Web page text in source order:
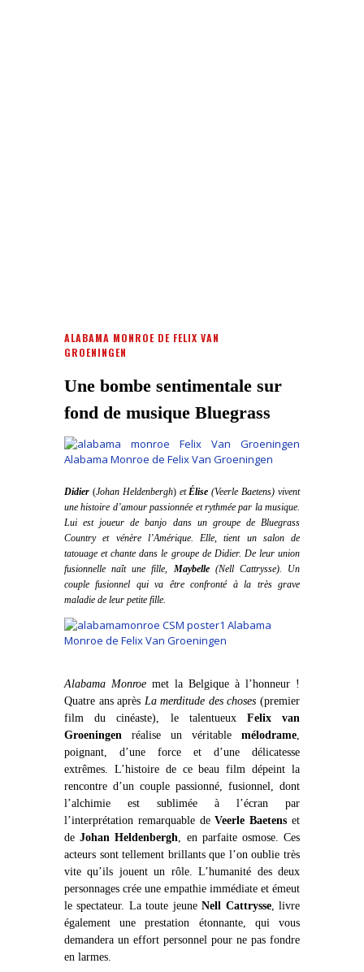
ALABAMA MONROE DE FELIX VAN
GROENINGEN
Une bombe sentimentale sur
fond de musique Bluegrass
Didier (Johan Heldenbergh) etÉlise (Veerle Baetens) vivent
une histoire d’amour passionnée et rythmée par la musique.
Lui est joueur de banjo dans un groupe de Bluegrass
Country et vénère l’Amérique. Elle, tient un salon de
tatouage et chante dans le groupe de Didier. De leur union
fusionnelle naît une fille, Maybelle (Nell Cattrysse). Un
couple fusionnel qui va être confronté à la très grave
maladie de leur petite fille.
Alabama Monroe met la Belgique à l’honneur !
Quatre ans après La merditude des choses(premier
film du cinéaste),
le talentueux Felix van
Groeningen réalise un véritable mélodrame,
poignant, d’une force et d’une délicatesse
extrêmes. L’histoire de ce beau film dépeint la
rencontre d’un couple passionné, fusionnel, dont
l’alchimie est sublimée à l’écran par
l’interprétation remarquable deVeerle Baetenset
deJohan Heldenbergh, en parfaite osmose. Ces
acteurs sont tellement brillants que l’on oublie très
vite qu’ils jouent un rôle. L’humanité des deux
personnages crée une empathie immédiate et émeut
le spectateur. La toute jeuneNell Cattrysse, livre
également une prestation étonnante, qui vous
demandera un effort personnel pour ne pas fondre
en larmes.